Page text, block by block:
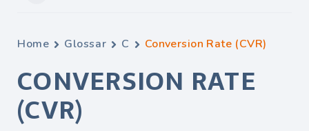
Home Glossar C Conversion Rate (CVR)
CONVERSION RATE
(CVR)